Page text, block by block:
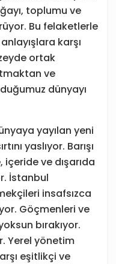
toplumu ve
Bu felaketlerle
karşı
ortak
ve
dünyayı
yayılan yeni
yaslıyor. Barışı
içeride ve dışarıda
İstanbul
insafsızca
Göçmenleri ve
bırakıyor.
Yerel yönetim
eşitlikçi ve